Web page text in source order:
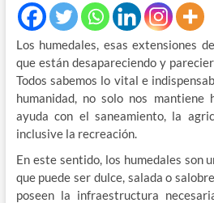
Los humedales, esas extensiones
que están desapareciendo y
Todos sabemos lo vital e
humanidad, no solo nos mantiene
ayuda con el saneamiento, la
inclusive la recreación.
En este sentido, los humedales son
que puede ser dulce, salada o
poseen la infraestructura